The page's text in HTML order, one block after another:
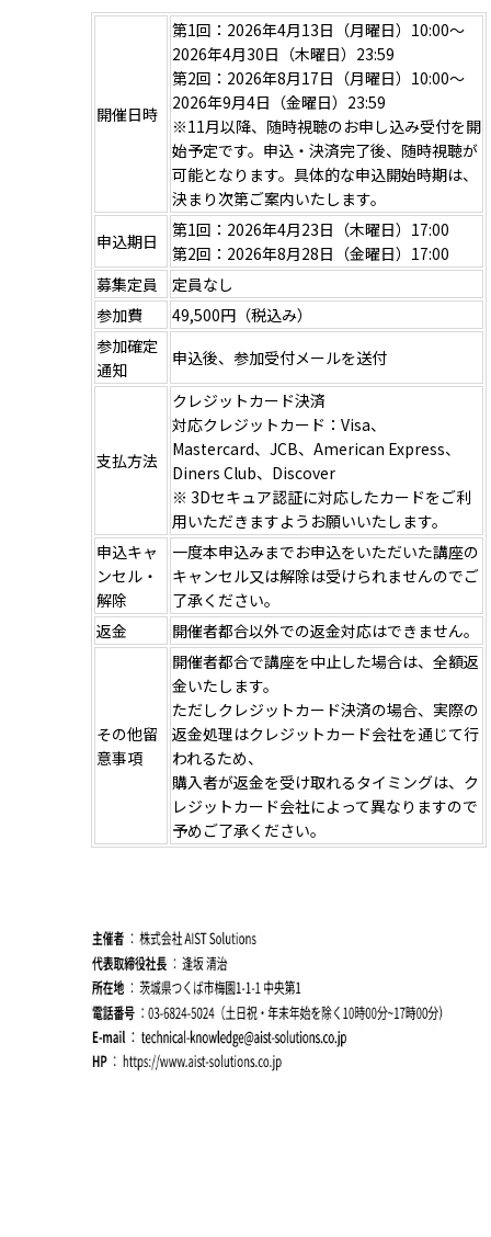
開催日時
第1回：2026年4月13日（月曜日）10:00～
2026年4月30日（木曜日）23:59
第2回：2026年8月17日（月曜日）10:00～
2026年9月4日（金曜日）23:59
※11月以降、随時視聴のお申し込み受付を開
始予定です。申込・決済完了後、随時視聴が
可能となります。具体的な申込開始時期は、
決まり次第ご案内いたします。
申込期日
第1回：2026年4月23日（木曜日）17:00
第2回：2026年8月28日（金曜日）17:00
募集定員
定員なし
参加費
49,500円（税込み）
参加確定
通知
申込後、参加受付メールを送付
支払方法
クレジットカード決済
対応クレジットカード：Visa、
Mastercard、JCB、American Express、
Diners Club、Discover
※ 3Dセキュア認証に対応したカードをご利
用いただきますようお願いいたします。
申込キャ
ンセル・
解除
一度本申込みまでお申込をいただいた講座の
キャンセル又は解除は受けられませんのでご
了承ください。
返金
開催者都合以外での返金対応はできません。
その他留
意事項
開催者都合で講座を中止した場合は、全額返
金いたします。
ただしクレジットカード決済の場合、実際の
返金処理はクレジットカード会社を通じて行
われるため、
購入者が返金を受け取れるタイミングは、ク
レジットカード会社によって異なりますので
予めご了承ください。